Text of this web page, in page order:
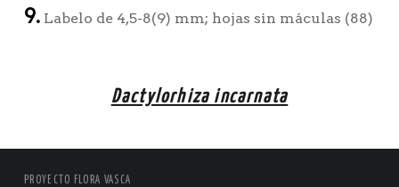
9.Labelo de 4,5-8(9) mm; hojas sin máculas (88)
Dactylorhiza incarnata
PROYECTO FLORA VASCA